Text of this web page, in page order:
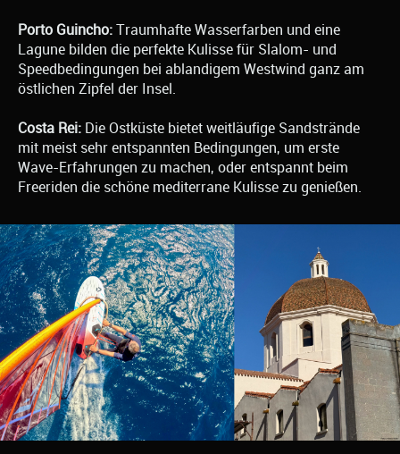
Porto Guincho: Traumhafte Wasserfarben und eine
Lagune bilden die perfekte Kulisse für Slalom- und
Speedbedingungen bei ablandigem Westwind ganz am
östlichen Zipfel der Insel.
Costa Rei: Die Ostküste bietet weitläufige Sandstrände
mit meist sehr entspannten Bedingungen, um erste
Wave-Erfahrungen zu machen, oder entspannt beim
Freeriden die schöne mediterrane Kulisse zu genießen.